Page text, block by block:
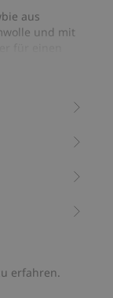
aus
und mit
an
und der
mit
erfahren.